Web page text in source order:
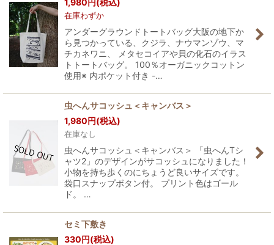
1,980円(税込)
在庫わずか
アンダーグラウンドトートバッグ大阪の地下か
ら見つかっている、クジラ、ナウマンゾウ、マ
チカネワニ、 メタセコイアや貝の化石のイラス
トトートバッグ。 100％オーガニックコットン
使用※ 内ポケット付き -…
虫へんサコッシュ＜キャンバス＞
1,980円(税込)
在庫なし
虫へんサコッシュ＜キャンバス＞ 「虫へんTシ
ャツ2」のデザインがサコッシュになりました！
小物を持ち歩くのにちょうど良いサイズです。
袋口スナップボタン付。 プリント色はゴール
ド。 …
セミ下敷き
330円(税込)